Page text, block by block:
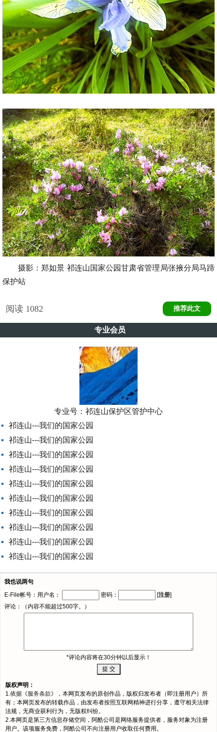
摄影：郑如景 祁连山国家公园甘肃省管理局张掖分局马蹄
保护站
阅读 1082 推荐此文
专业会员
专业号： 祁连山保护区管护中心
祁连山---我们的国家公园
祁连山---我们的国家公园
祁连山---我们的国家公园
祁连山---我们的国家公园
祁连山---我们的国家公园
祁连山---我们的国家公园
祁连山---我们的国家公园
祁连山---我们的国家公园
祁连山---我们的国家公园
祁连山---我们的国家公园
我也说两句
E-File帐号：用户名：
密码： [注册]
评论：（内容不能超过500字。）
*评论内容将在30分钟以后显示！
版权声明：
1.依据《服务条款》，本网页发布的原创作品，版权归发布者（即注册用户）所
有；本网页发布的转载作品，由发布者按照互联网精神进行分享，遵守相关法律
法规，无商业获利行为，无版权纠纷。
2.本网页是第三方信息存储空间，阿酷公司是网络服务提供者，服务对象为注册
用户。该项服务免费，阿酷公司不向注册用户收取任何费用。